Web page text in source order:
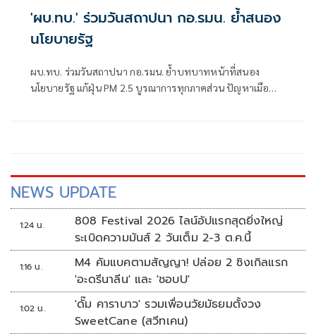
'ผบ.ทบ.' ร่วมวันสถาปนา กอ.รมน. ย้ำสนอง
นโยบายรัฐ
ผบ.ทบ. ร่วมวันสถาปนา กอ.รมน. ย้ำบทบาทหน้าที่สนอง
นโยบายรัฐ แก้ฝุ่น PM 2.5 บูรณาการทุกภาคส่วน ปัญหาเมือ
NEWS UPDATE
1:24 น.
808 Festival 2026 ไลน์อัปแรกสุดยิ่งใหญ่
ระเบิดความมันส์ 2 วันเต็ม 2-3 ต.ค.นี้
1:16 น.
M4 คัมแบคตามสัญญา! ปล่อย 2 ซิงเกิลแรก
'อะดรีนาลีน' และ 'ชอบU'
1:02 น.
'ดั๊ม คาราบาว' รวมเพื่อนวัยมัธยมตั้งวง
SweetCane (สวีทเคน)